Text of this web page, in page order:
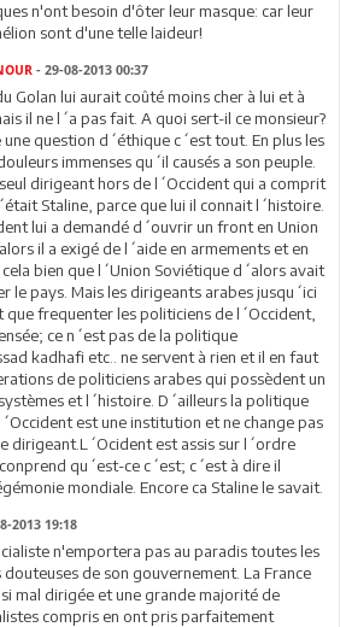
n'ont besoin d'ôter leur masque: car leur
sont d'une telle laideur!
- 29-08-2013 00:37
Golan lui aurait coûté moins cher à lui et à
il ne l´a pas fait. A quoi sert-il ce monsieur?
question d´éthique c´est tout. En plus les
immenses qu´il causés a son peuple.
dirigeant hors de l´Occident qui a comprit
Staline, parce que lui il connait l´histoire.
lui a demandé d´ouvrir un front en Union
il a exigé de l´aide en armements et en
bien que l´Union Soviétique d´alors avait
le pays. Mais les dirigeants arabes jusqu´ici
que frequenter les politiciens de l´Occident,
ce n´est pas de la politique
kadhafi etc.. ne servent à rien et il en faut
de politiciens arabes qui possèdent un
et l´histoire. D´ailleurs la politique
est une institution et ne change pas
dirigeant.L´Ocident est assis sur l´ordre
qu´est-ce c´est; c´est à dire il
mondiale. Encore ca Staline le savait.
2013 19:18
n'emportera pas au paradis toutes les
de son gouvernement. La France
mal dirigée et une grande majorité de
compris en ont pris parfaitement